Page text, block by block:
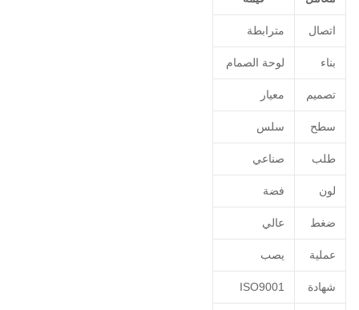
اتصال مترابطة
بناء لوحة الصمام
تصميم معيار
سطح سلس
طلب صناعي
لون فضة
ضغط عالي
عملية يصب
شهادة ISO9001